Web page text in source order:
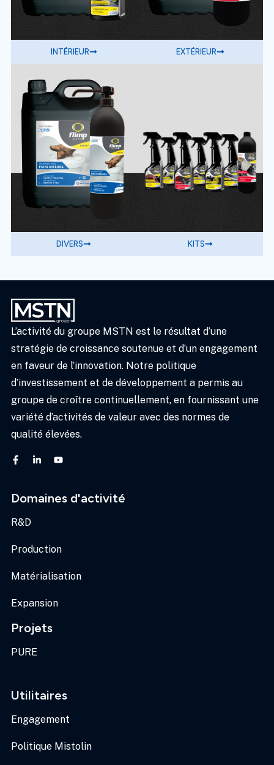
INTÉRIEUR
DIVERS
EXTÉRIEUR
KITS
L’activité du groupe MSTN est le résultat d’une
stratégie de croissance soutenue et d’un engagement
en faveur de l’innovation. Notre politique
d’investissement et de développement a permis au
groupe de croître continuellement, en fournissant une
variété d’activités de valeur avec des normes de
qualité élevées.
Domaines d'activité
R&D
Production
Matérialisation
Expansion
Projets
PURE
Utilitaires
Engagement
Politique Mistolin